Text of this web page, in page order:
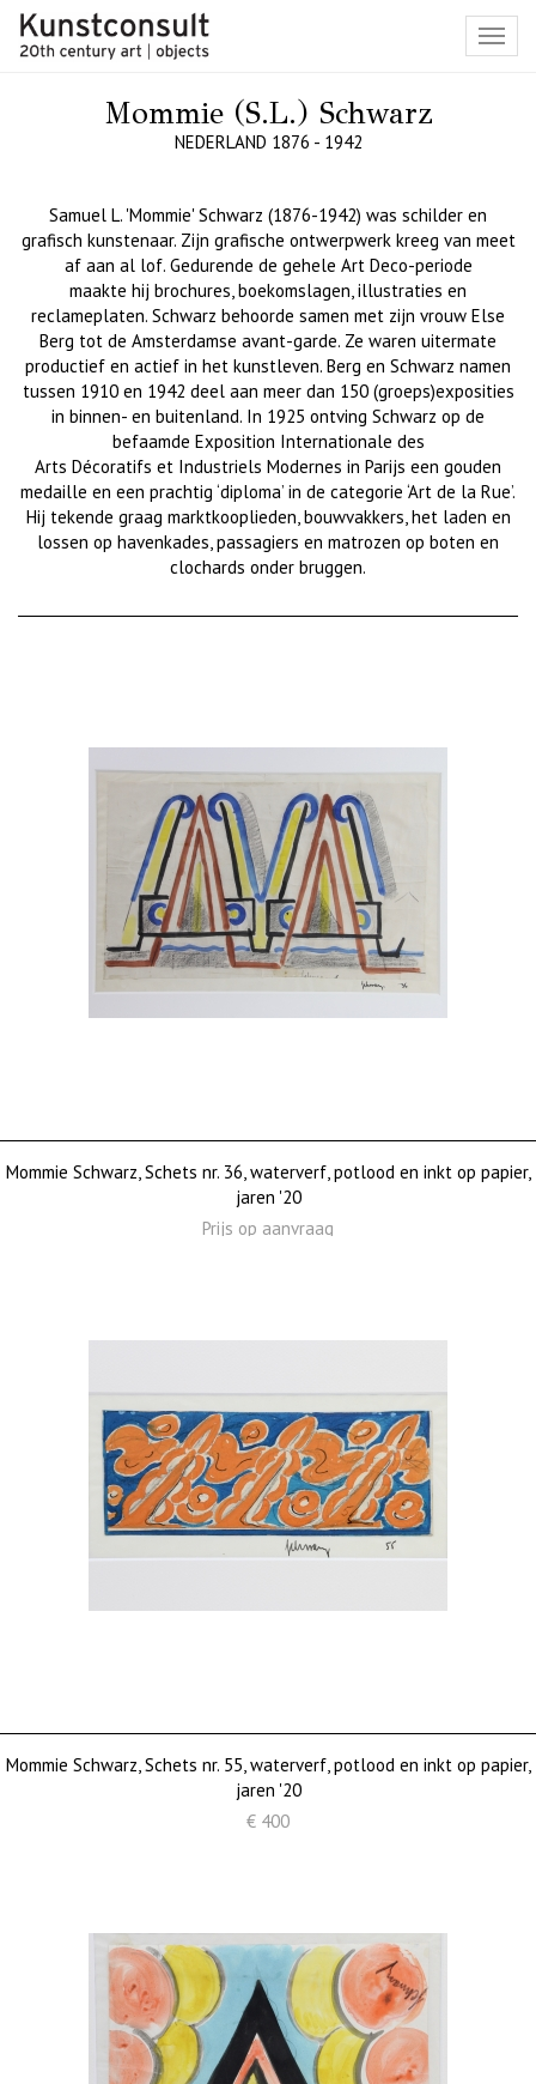
Mommie (S.L.) Schwarz
NEDERLAND 1876 - 1942
Samuel L. 'Mommie'Schwarz (1876-1942) was schilder en
grafisch kunstenaar. Zijn grafische ontwerpwerk kreeg van meet
af aan al lof. Gedurende de gehele Art Deco-periode
maakte hij brochures, boekomslagen, illustraties en
reclameplaten. Schwarz behoorde samen met zijn vrouw Else
Berg tot de Amsterdamse avant-garde. Ze waren uitermate
productief en actief in het kunstleven. Berg en Schwarz namen
tussen 1910 en 1942 deel aan meer dan 150 (groeps)exposities
in binnen- en buitenland. In 1925 ontving Schwarz op de
befaamde Exposition Internationale des
Arts Décoratifs et Industriels Modernes in Parijs een gouden
medaille en een prachtig ‘diploma’ in de categorie ‘Art de la Rue’.
Hij tekende graag marktkooplieden, bouwvakkers, het laden en
lossen op havenkades, passagiers en matrozen op boten en
clochards onder bruggen.
Mommie Schwarz, Schets nr. 36, waterverf, potlood en inkt op papier,
jaren '20
Prijs op aanvraag
Mommie Schwarz, Schets nr. 55, waterverf, potlood en inkt op papier,
jaren '20
€ 400